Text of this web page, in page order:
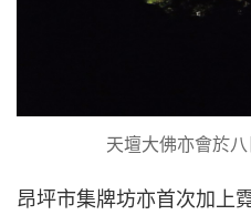
天壇大佛亦會於
昂坪市集牌坊亦首次加上